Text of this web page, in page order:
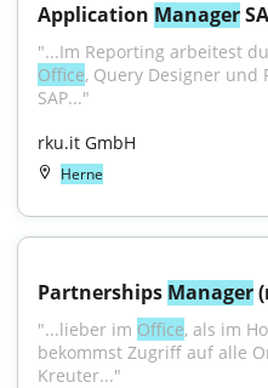
Application Manager
Office, Query Designer und
SAP..."
rku.it GmbH
Herne
Partnerships Manager
"...lieber im Office, als im
bekommst Zugriff auf alle
Kreuter..."